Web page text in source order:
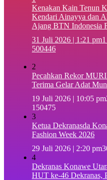
‎Kenakan Kain Tenun
Kendari Ainayya dan
Ajang BTN Indonesia
31 Juli 2026 | 1:21 pm
500446
2
Pecahkan Rekor
Terima Gelar Adat
19 Juli 2026 | 10:05 pm
150475
3
Ketua Dekranasda
Fashion Week 2026
29 Juli 2026 | 2:20 pm
4
Dekranas Konawe
HUT ke-46 Dekranas,